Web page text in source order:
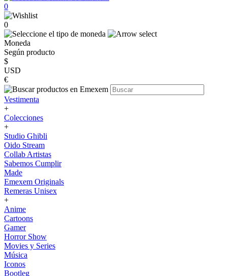
0
0
Moneda
Según producto
$
USD
€
Vestimenta
+
Colecciones
+
Studio Ghibli
Oido Stream
Collab Artistas
Sabemos Cumplir
Made
Emexem Originals
Remeras Unisex
+
Anime
Cartoons
Gamer
Horror Show
Movies y Series
Música
Iconos
Bootleg